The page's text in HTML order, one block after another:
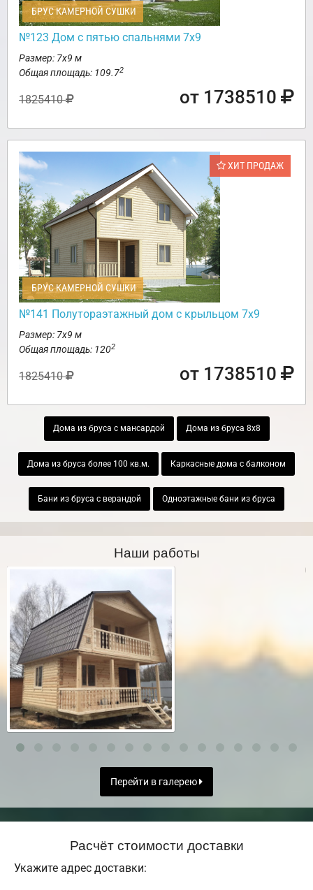
БРУС КАМЕРНОЙ СУШКИ
№123 Дом с пятью спальнями 7х9
Размер: 7х9 м
Общая площадь: 109.72
1825410 от 1738510
ХИТ ПРОДАЖ
БРУС КАМЕРНОЙ СУШКИ
№141 Полутораэтажный дом с крыльцом 7х9
Размер: 7х9 м
Общая площадь: 1202
1825410 от 1738510
Дома из бруса с мансардой Дома из бруса 8х8
Дома из бруса более 100 кв.м. Каркасные дома с балконом
Бани из бруса с верандой Одноэтажные бани из бруса
Наши работы
Перейти в галерею
Расчёт стоимости доставки
Укажите адрес доставки: